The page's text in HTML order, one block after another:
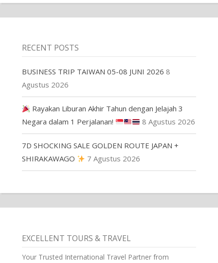
RECENT POSTS
BUSINESS TRIP TAIWAN 05-08 JUNI 2026 8
Agustus 2026
Rayakan Liburan Akhir Tahun dengan Jelajah 3
Negara dalam 1 Perjalanan!
8 Agustus 2026
7D SHOCKING SALE GOLDEN ROUTE JAPAN +
SHIRAKAWAGO
7 Agustus 2026
EXCELLENT TOURS & TRAVEL
Your Trusted International Travel Partner from